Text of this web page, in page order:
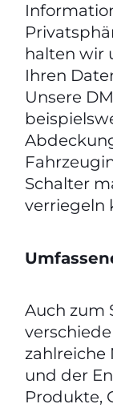
halten wir
Ihren
Unsere
Schalter
verriegeln
Auch zum
zahlreiche
und der
Produkte,